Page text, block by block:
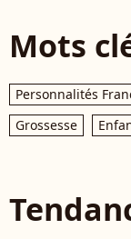
Mots
Personnalités
Grossesse